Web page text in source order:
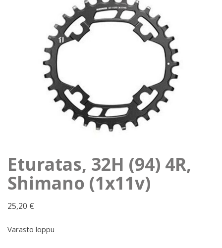
Eturatas, 32H (94) 4R,
Shimano (1x11v)
25,20 €
Varasto loppu